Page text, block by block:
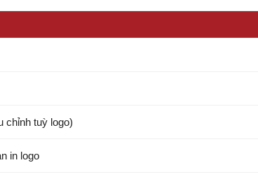
chỉnh tuỳ logo)
in logo